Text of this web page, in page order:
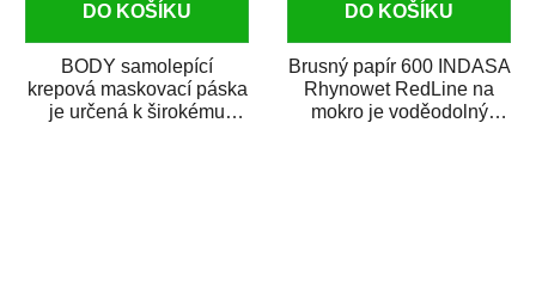
DO KOŠÍKU
BODY samolepící
krepová maskovací páska
je určená k širokému
DO KOŠÍKU
Brusný papír 600 INDASA
Rhynowet RedLine na
mokro je voděodolný